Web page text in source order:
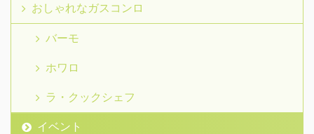
おしゃれなガスコンロ
バーモ
ホワロ
ラ・クックシェフ
イベント